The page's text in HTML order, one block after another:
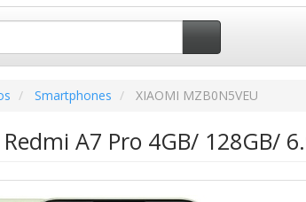
Smartphones XIAOMI MZB0N5VEU
A7 Pro 4GB/ 128GB/